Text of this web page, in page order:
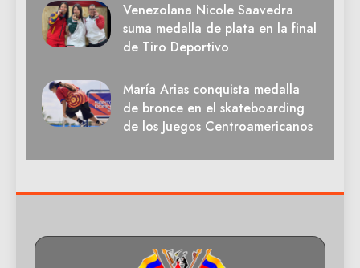
Venezolana Nicole Saavedra
suma medalla de plata en la final
de Tiro Deportivo
María Arias conquista medalla
de bronce en el skateboarding
de los Juegos Centroamericanos